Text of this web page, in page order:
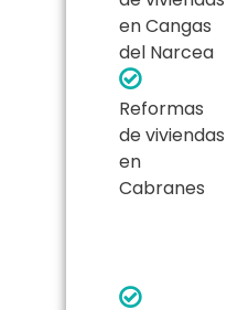
en Cangas
del Narcea
Reformas
de viviendas
en
Cabranes